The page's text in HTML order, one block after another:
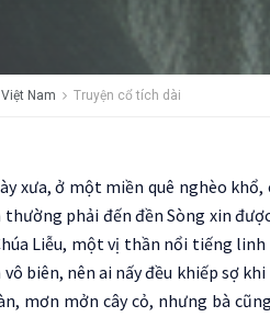
Nam Truyện cổ tích dài
xưa, ở một miền quê nghèo
thường phải đến đền Sòng xin
Liễu, một vị thần nổi tiếng
biên, nên ai nấy đều khiếp sợ
mơn mởn cây cỏ, nhưng bà